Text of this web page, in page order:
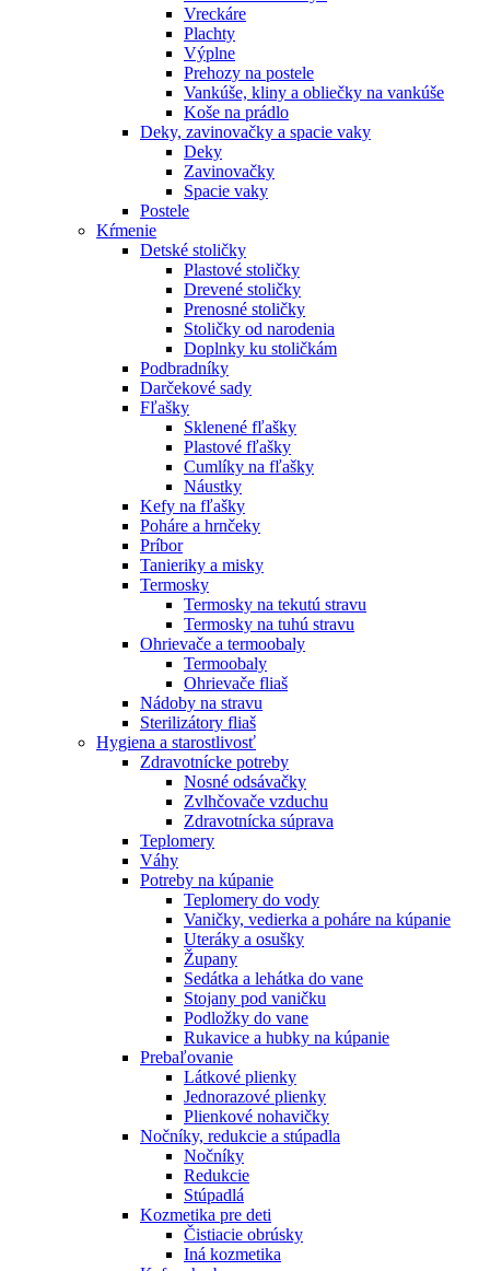
Vreckáre
Plachty
Výplne
Prehozy na postele
Vankúše, kliny a obliečky na vankúše
Koše na prádlo
Deky, zavinovačky a spacie vaky
Deky
Zavinovačky
Spacie vaky
Postele
Kŕmenie
Detské stoličky
Plastové stoličky
Drevené stoličky
Prenosné stoličky
Stoličky od narodenia
Doplnky ku stoličkám
Podbradníky
Darčekové sady
Fľašky
Sklenené fľašky
Plastové fľašky
Cumlíky na fľašky
Náustky
Kefy na fľašky
Poháre a hrnčeky
Príbor
Tanieriky a misky
Termosky
Termosky na tekutú stravu
Termosky na tuhú stravu
Ohrievače a termoobaly
Termoobaly
Ohrievače fliaš
Nádoby na stravu
Sterilizátory fliaš
Hygiena a starostlivosť
Zdravotnícke potreby
Nosné odsávačky
Zvlhčovače vzduchu
Zdravotnícka súprava
Teplomery
Váhy
Potreby na kúpanie
Teplomery do vody
Vaničky, vedierka a poháre na kúpanie
Uteráky a osušky
Župany
Sedátka a lehátka do vane
Stojany pod vaničku
Podložky do vane
Rukavice a hubky na kúpanie
Prebaľovanie
Látkové plienky
Jednorazové plienky
Plienkové nohavičky
Nočníky, redukcie a stúpadla
Nočníky
Redukcie
Stúpadlá
Kozmetika pre deti
Čistiacie obrúsky
Iná kozmetika